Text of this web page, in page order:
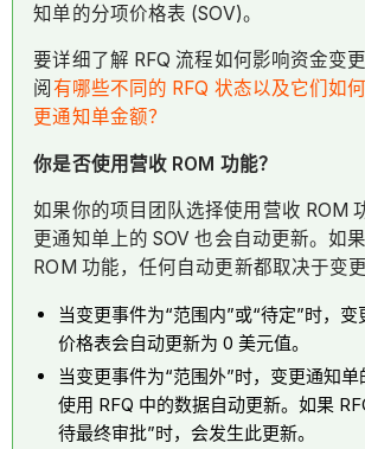
知单的分项价格表 (SOV)。
要详细了解 RFQ 流程如何影响资金变
阅 有哪些不同的 RFQ 状态以及它们如
更通知单金额？
你是否使用营收 ROM 功能？
如果你的项目团队选择使用营收 ROM
更通知单上的 SOV 也会自动更新。如
ROM 功能，任何自动更新都取决于变
当变更事件为“范围内”或“待定”时，
价格表会自动更新为 0 美元值。
当变更事件为“范围外”时，变更通知
使用 RFQ 中的数据自动更新。如果
待最终审批”时，会发生此更新。